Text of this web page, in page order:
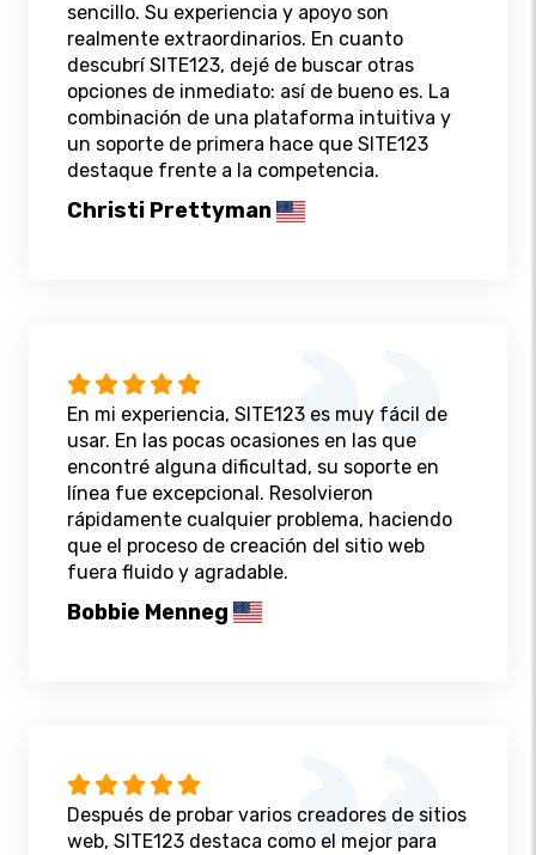
sencillo. Su experiencia y apoyo son
realmente extraordinarios. En cuanto
descubrí SITE123, dejé de buscar otras
opciones de inmediato: así de bueno es. La
combinación de una plataforma intuitiva y
un soporte de primera hace que SITE123
destaque frente a la competencia.
Christi Prettyman
En mi experiencia, SITE123 es muy fácil de
usar. En las pocas ocasiones en las que
encontré alguna dificultad, su soporte en
línea fue excepcional. Resolvieron
rápidamente cualquier problema, haciendo
que el proceso de creación del sitio web
fuera fluido y agradable.
Bobbie Menneg
Después de probar varios creadores de sitios
web, SITE123 destaca como el mejor para